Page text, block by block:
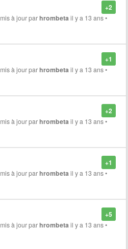
+2
mis à jour parhrombetail y a 13 ans•
+1
mis à jour parhrombetail y a 13 ans•
+2
mis à jour parhrombetail y a 13 ans•
+1
mis à jour parhrombetail y a 13 ans•
+5
mis à jour parhrombetail y a 13 ans•